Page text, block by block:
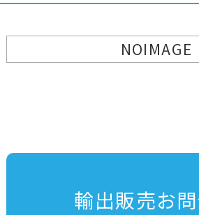
NOIMAGE
輸出販売お